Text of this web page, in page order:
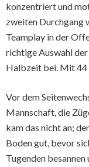
konzentriert und
zweiten Durchgang
Teamplay in der
richtige Auswahl
Halbzeit bei. Mit 44
Vor dem
Mannschaft, die
kam das nicht an;
Boden gut, bevor
Tugenden